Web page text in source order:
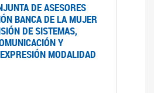
DE ASESORES
BANCA DE LA MUJER
DE SISTEMAS,
Y
MODALIDAD